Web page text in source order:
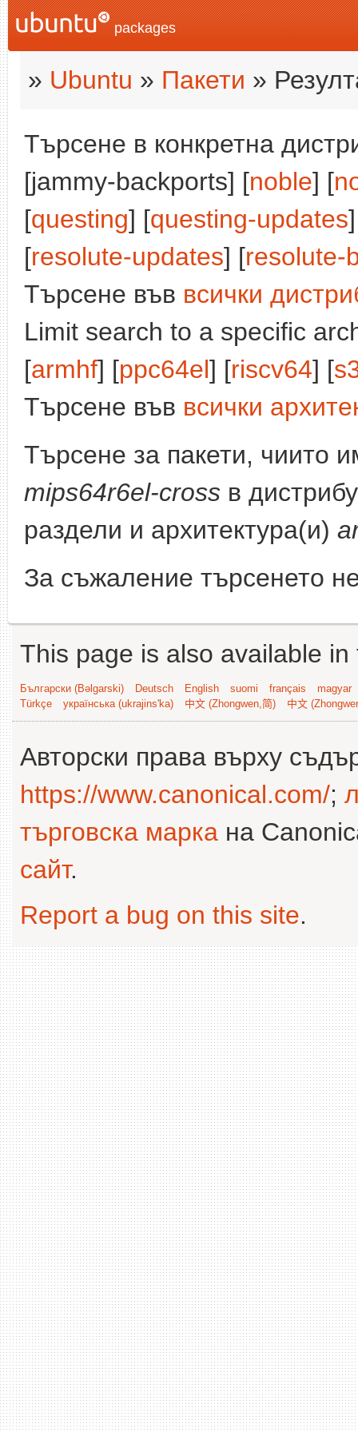
packages
» Ubuntu » Пакети »
Търсене в конкретна
[jammy-backports] [noble] [
[questing] [questing-updates
[resolute-updates] [resolute-
Търсене във всички
Limit search to a specific
[armhf] [ppc64el] [riscv64] [
Търсене във всички
Търсене за пакети, чиито
mips64r6el-cross в
раздели и архитектура(и)
За съжаление търсенето
This page is also available
Български (Bəlgarski) Deutsch English suomi français
magyar
Türkçe
українська (ukrajins'ka) 中文 (Zhongwen,简) 中文
Авторски права върху
https://www.canonical.com/;
търговска марка на
сайт.
Report a bug on this site.